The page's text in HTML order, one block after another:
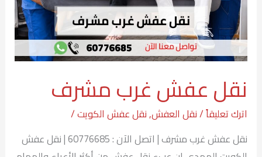
نقل عفش غرب مشرف
اترك تعليقاً/نقل العفش,نقل عفش الكويت/
نقل عفش غرب مشرف | اتصل الآن : 60776685 | نقل عفش